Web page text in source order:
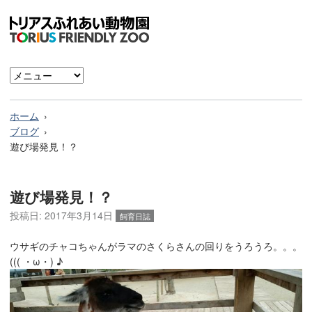
ホーム
ブログ
遊び場発見！？
遊び場発見！？
投稿日: 2017年3月14日 飼育日誌
ウサギのチャコちゃんがラマのさくらさんの回りをうろうろ。。。
((( ・ω・) ♪